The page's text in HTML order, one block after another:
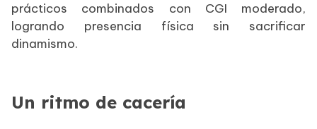
prácticos combinados con CGI moderado,
logrando presencia física sin sacrificar
dinamismo.
Un ritmo de cacería